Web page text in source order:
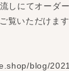
しにてオーダ
覧いただけま
blog/